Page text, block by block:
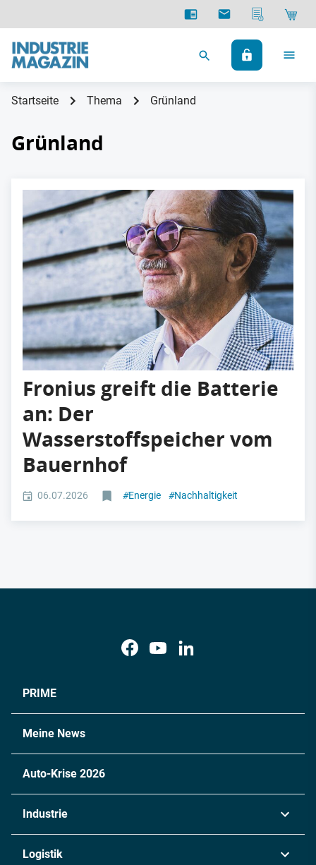
Startseite Thema Grünland
Grünland
Fronius greift die Batterie
an: Der
Wasserstoffspeicher vom
Bauernhof
06.07.2026 #Energie #Nachhaltigkeit
PRIME
Meine News
Auto-Krise 2026
Industrie
Logistik